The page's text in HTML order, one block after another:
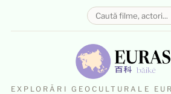
EXPLORĂRI GEOCULTURALE